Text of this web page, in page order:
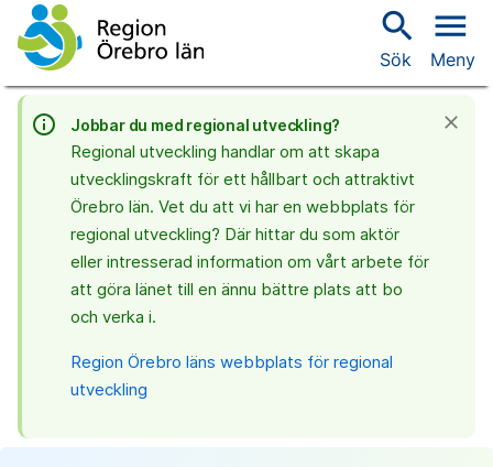
search
Sök
menu
Meny
info_outline
Jobbar du med regional utveckling?
Regional utveckling handlar om att skapa
utvecklingskraft för ett hållbart och attraktivt
Örebro län. Vet du att vi har en webbplats för
regional utveckling? Där hittar du som aktör
eller intresserad information om vårt arbete för
att göra länet till en ännu bättre plats att bo
och verka i.
Region Örebro läns webbplats för regional
utveckling
close